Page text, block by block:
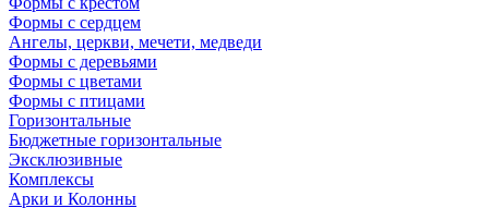
Формы с сердцем
Ангелы, церкви, мечети, медведи
Формы с деревьями
Формы с цветами
Формы с птицами
Горизонтальные
Бюджетные горизонтальные
Эксклюзивные
Комплексы
Арки и Колонны